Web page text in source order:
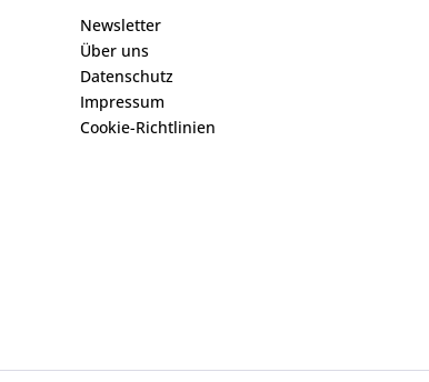
Newsletter
Über uns
Datenschutz
Impressum
Cookie-Richtlinien